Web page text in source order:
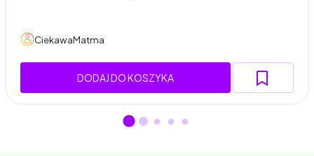
CiekawaMatma
DODAJ DO KOSZYKA